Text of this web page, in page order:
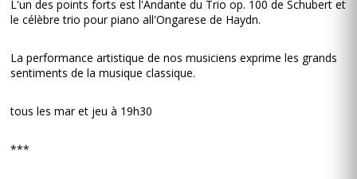
L'un des points forts est l'Andante du Trio op. 100 de Schubert et
le célèbre trio pour piano all'Ongarese de Haydn.
La performance artistique de nos musiciens exprime les grands
sentiments de la musique classique.
tous les mar et jeu à 19h30
***